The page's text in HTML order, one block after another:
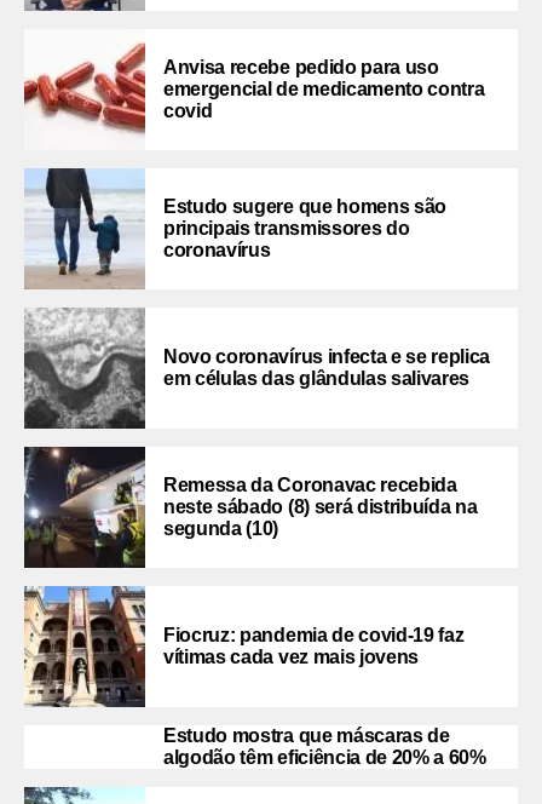
Anvisa recebe pedido para uso
emergencial de medicamento contra
covid
Estudo sugere que homens são
principais transmissores do
coronavírus
Novo coronavírus infecta e se replica
em células das glândulas salivares
Remessa da Coronavac recebida
neste sábado (8) será distribuída na
segunda (10)
Fiocruz: pandemia de covid-19 faz
vítimas cada vez mais jovens
Estudo mostra que máscaras de
algodão têm eficiência de 20% a 60%